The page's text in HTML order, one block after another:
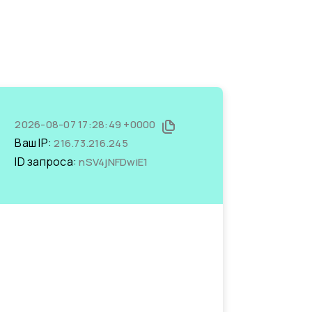
2026-08-07 17:28:49 +0000
Ваш IP:216.73.216.245
ID запроса:nSV4jNFDwiE1